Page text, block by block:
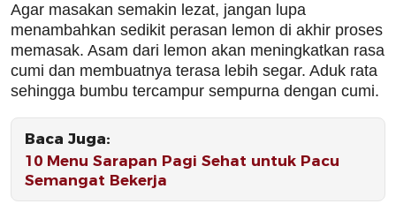
Agar masakan semakin lezat, jangan lupa
menambahkan sedikit perasan lemon di akhir proses
memasak. Asam dari lemon akan meningkatkan rasa
cumi dan membuatnya terasa lebih segar. Aduk rata
sehingga bumbu tercampur sempurna dengan cumi.
Baca Juga:
10 Menu Sarapan Pagi Sehat untuk Pacu
Semangat Bekerja